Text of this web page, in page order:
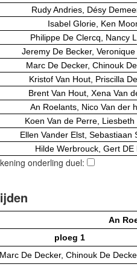
Rudy Andries, Désy
Isabel Glorie, Ken
Philippe De Clercq, Nancy
Jeremy De Becker,
Marc De Decker, Chinouk
Kristof Van Hout, Priscilla
Brent Van Hout, Xena Van
An Roelants, Nico Van der
Koen Van de Perre, Liesbeth
Ellen Vander Elst, Sebastiaan
Hilde Werbrouck, Gert DE
onderling duel:
An
ploeg 1
Marc De Decker, Chinouk De